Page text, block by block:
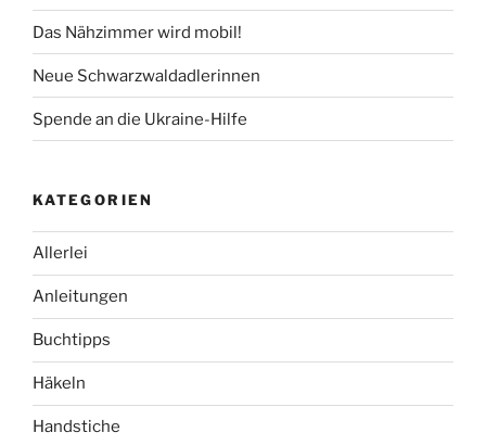
Das Nähzimmer wird mobil!
Neue Schwarzwaldadlerinnen
Spende an die Ukraine-Hilfe
KATEGORIEN
Allerlei
Anleitungen
Buchtipps
Häkeln
Handstiche